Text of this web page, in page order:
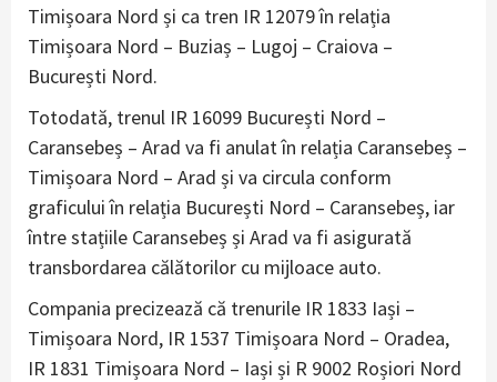
Timișoara Nord și ca tren IR 12079 în relația
Timișoara Nord – Buziaș – Lugoj – Craiova –
București Nord.
Totodată, trenul IR 16099 București Nord –
Caransebeș – Arad va fi anulat în relația Caransebeș –
Timișoara Nord – Arad și va circula conform
graficului în relația București Nord – Caransebeș, iar
între stațiile Caransebeș și Arad va fi asigurată
transbordarea călătorilor cu mijloace auto.
Compania precizează că trenurile IR 1833 Iași –
Timișoara Nord, IR 1537 Timișoara Nord – Oradea,
IR 1831 Timișoara Nord – Iași și R 9002 Roșiori Nord